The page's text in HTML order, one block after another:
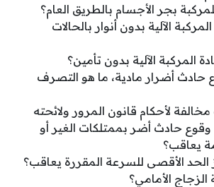
بجر الأجسام بالطريق العام؟
الآلية بدون أنوار بالحالات
المركبة الآلية بدون تأمين؟
أضرار مادية، ما هو التصرف
لأحكام قانون المرور ولائحته
وقوع حادث أضر بممتلكات الغير أو
يعاقب؟
الأقصى للسرعة المقررة يعاقب؟
الأمامي؟